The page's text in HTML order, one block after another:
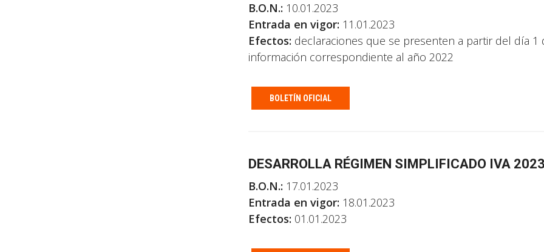
B.O.N.: 10.01.2023
Entrada en vigor: 11.01.2023
Efectos: declaraciones que se presenten a partir del día
información correspondiente al año 2022
BOLETÍN OFICIAL
DESARROLLA RÉGIMEN SIMPLIFICADO IVA
B.O.N.: 17.01.2023
Entrada en vigor: 18.01.2023
Efectos: 01.01.2023